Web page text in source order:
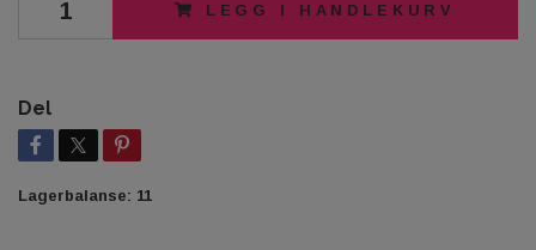
LEGG I HANDLEKURV
Del
Lagerbalanse: 11